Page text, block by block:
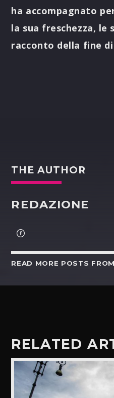
ha accompagnato
la sua freschezza,
racconto della fine
THE AUTHOR
REDAZIONE
READ MORE POSTS FROM
RELATED